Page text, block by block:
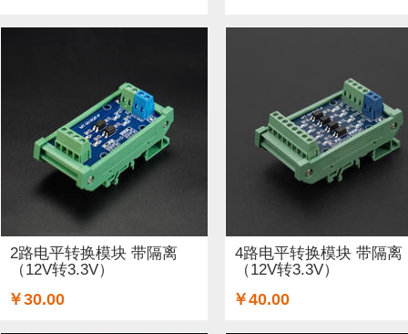
2路电平转换模块 带隔离
（12V转3.3V）
￥30.00
4路电平转换模块 带隔离
（12V转3.3V）
￥40.00